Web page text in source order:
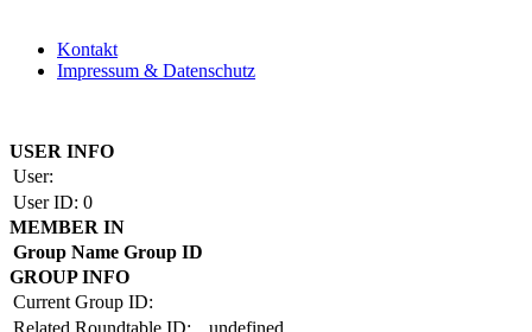
Kontakt
Impressum & Datenschutz
USER INFO
User:
User ID: 0
MEMBER IN
Group Name Group ID
GROUP INFO
Current Group ID: